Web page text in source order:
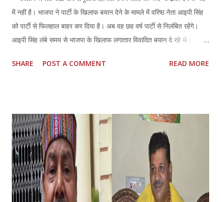
में नहीं है। भाजपा ने पार्टी के खिलाफ बयान देने के मामले में वरिष्ठ नेता आइपी सिंह
को पार्टी से फिलहाल बाहर कर दिया है। अब वह छह वर्ष पार्टी से निलंबित रहेंगे।
आइपी सिंह लंबे समय से भाजपा के खिलाफ लगातार विवादित बयान दे रहे थे।
रास्ता दिखा दिया। कल समाजवादी पार्टी के अध्यक्ष अखिलेश यादव की आजमगढ़ से
अखिलेश यादव की आजमगढ़ से उम्मीदवारी घोषित होने के बाद उन्हें अपने घर में
कार्यालय खोलने का न्योता देने वाले भाजपा के पूर्व प्रवक्ता आईपी सिंह को पार्टी ने
बाहर का रास्ता दिखा दिया है। भारतीय जनता पार्टी के प्रदेश महामंत्री विद्यासागर
सोनकर ने बताया कि प्रदेश अध्यक्ष के निर्देशानुसार आई...
SHARE POST A COMMENT READ MORE